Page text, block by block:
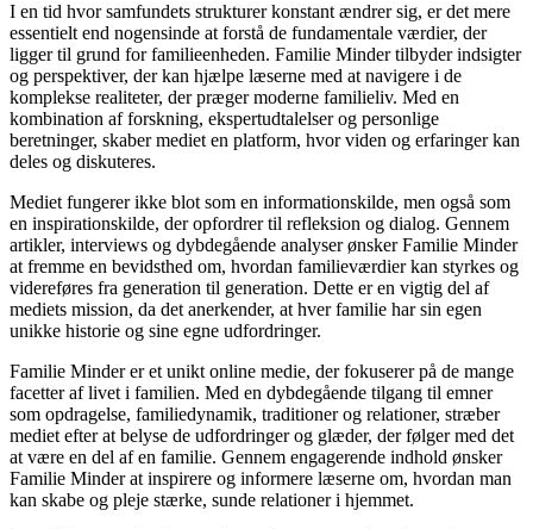
I en tid hvor samfundets strukturer konstant ændrer sig, er det mere
essentielt end nogensinde at forstå de fundamentale værdier, der
ligger til grund for familieenheden. Familie Minder tilbyder indsigter
og perspektiver, der kan hjælpe læserne med at navigere i de
komplekse realiteter, der præger moderne familieliv. Med en
kombination af forskning, ekspertudtalelser og personlige
beretninger, skaber mediet en platform, hvor viden og erfaringer kan
deles og diskuteres.
Mediet fungerer ikke blot som en informationskilde, men også som
en inspirationskilde, der opfordrer til refleksion og dialog. Gennem
artikler, interviews og dybdegående analyser ønsker Familie Minder
at fremme en bevidsthed om, hvordan familieværdier kan styrkes og
videreføres fra generation til generation. Dette er en vigtig del af
mediets mission, da det anerkender, at hver familie har sin egen
unikke historie og sine egne udfordringer.
Familie Minder er et unikt online medie, der fokuserer på de mange
facetter af livet i familien. Med en dybdegående tilgang til emner
som opdragelse, familiedynamik, traditioner og relationer, stræber
mediet efter at belyse de udfordringer og glæder, der følger med det
at være en del af en familie. Gennem engagerende indhold ønsker
Familie Minder at inspirere og informere læserne om, hvordan man
kan skabe og pleje stærke, sunde relationer i hjemmet.